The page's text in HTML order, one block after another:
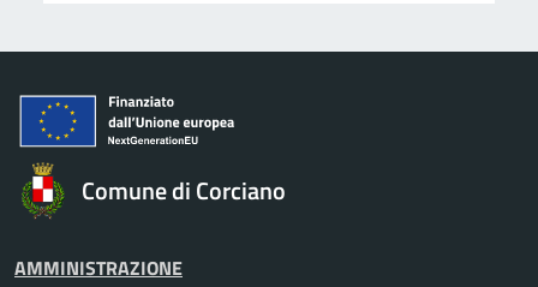
Comune di Corciano
AMMINISTRAZIONE